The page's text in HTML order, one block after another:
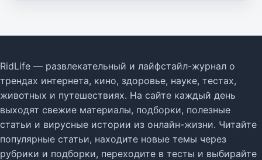
RidLife — развлекательный и лайфстайл-журнал о
трендах интернета, кино, здоровье, науке, тестах,
животных и путешествиях. На сайте каждый день
выходят свежие материалы, подборки, полезные
статьи и вирусные истории из онлайн-жизни. Читайте
популярные статьи, находите новые темы через
рубрики и подборки, переходите в тесты и выбирайте